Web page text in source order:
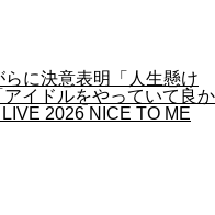
に決意表明「人生懸け
イドルをやっていて良か
2026 NICE TO ME